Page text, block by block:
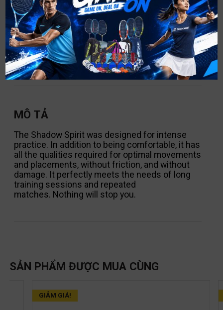
Michelin rubber was developed specifically
for badminton to offer the best compromise
between grip and durability on all types of
indoor courts.
MÔ TẢ
The Shadow Spirit was designed for intense
practice. In addition to being comfortable, it has
all the qualities required for optimal movements
and placements, without friction, and without
damage. It perfectly meets the needs of long
training sessions and repeated
matches. Nothing will stop you.
SẢN PHẨM ĐƯỢC MUA CÙNG
GIẢM GIÁ!